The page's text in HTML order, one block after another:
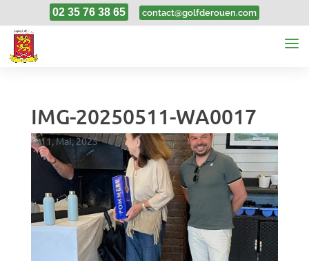
02 35 76 38 65 contact@golfderouen.com
IMG-20250511-WA0017
11, Mai, 2025